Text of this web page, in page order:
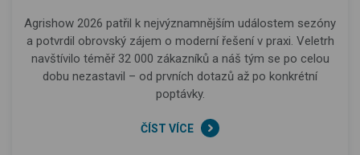
Agrishow 2026 patřil k nejvýznamnějším událostem sezóny
a potvrdil obrovský zájem o moderní řešení v praxi. Veletrh
navštívilo téměř 32 000 zákazníků a náš tým se po celou
dobu nezastavil – od prvních dotazů až po konkrétní
poptávky.
ČÍST VÍCE